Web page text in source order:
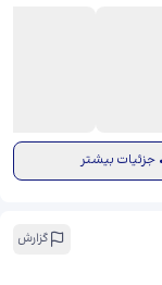
جزئیات بیشتر
گزارش